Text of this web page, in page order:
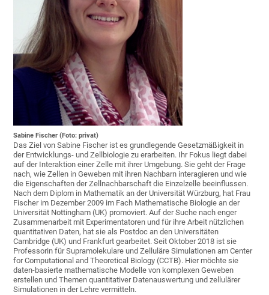
Sabine Fischer (Foto: privat)
Das Ziel von Sabine Fischer ist es grundlegende Gesetzmäßigkeit in
der Entwicklungs- und Zellbiologie zu erarbeiten. Ihr Fokus liegt dabei
auf der Interaktion einer Zelle mit ihrer Umgebung. Sie geht der Frage
nach, wie Zellen in Geweben mit ihren Nachbarn interagieren und wie
die Eigenschaften der Zellnachbarschaft die Einzelzelle beeinflussen.
Nach dem Diplom in Mathematik an der Universität Würzburg, hat Frau
Fischer im Dezember 2009 im Fach Mathematische Biologie an der
Universität Nottingham (UK) promoviert. Auf der Suche nach enger
Zusammenarbeit mit Experimentatoren und für ihre Arbeit nützlichen
quantitativen Daten, hat sie als Postdoc an den Universitäten
Cambridge (UK) und Frankfurt gearbeitet. Seit Oktober 2018 ist sie
Professorin für Supramolekulare und Zelluläre Simulationen am Center
for Computational and Theoretical Biology (CCTB). Hier möchte sie
daten-basierte mathematische Modelle von komplexen Geweben
erstellen und Themen quantitativer Datenauswertung und zellulärer
Simulationen in der Lehre vermitteln.